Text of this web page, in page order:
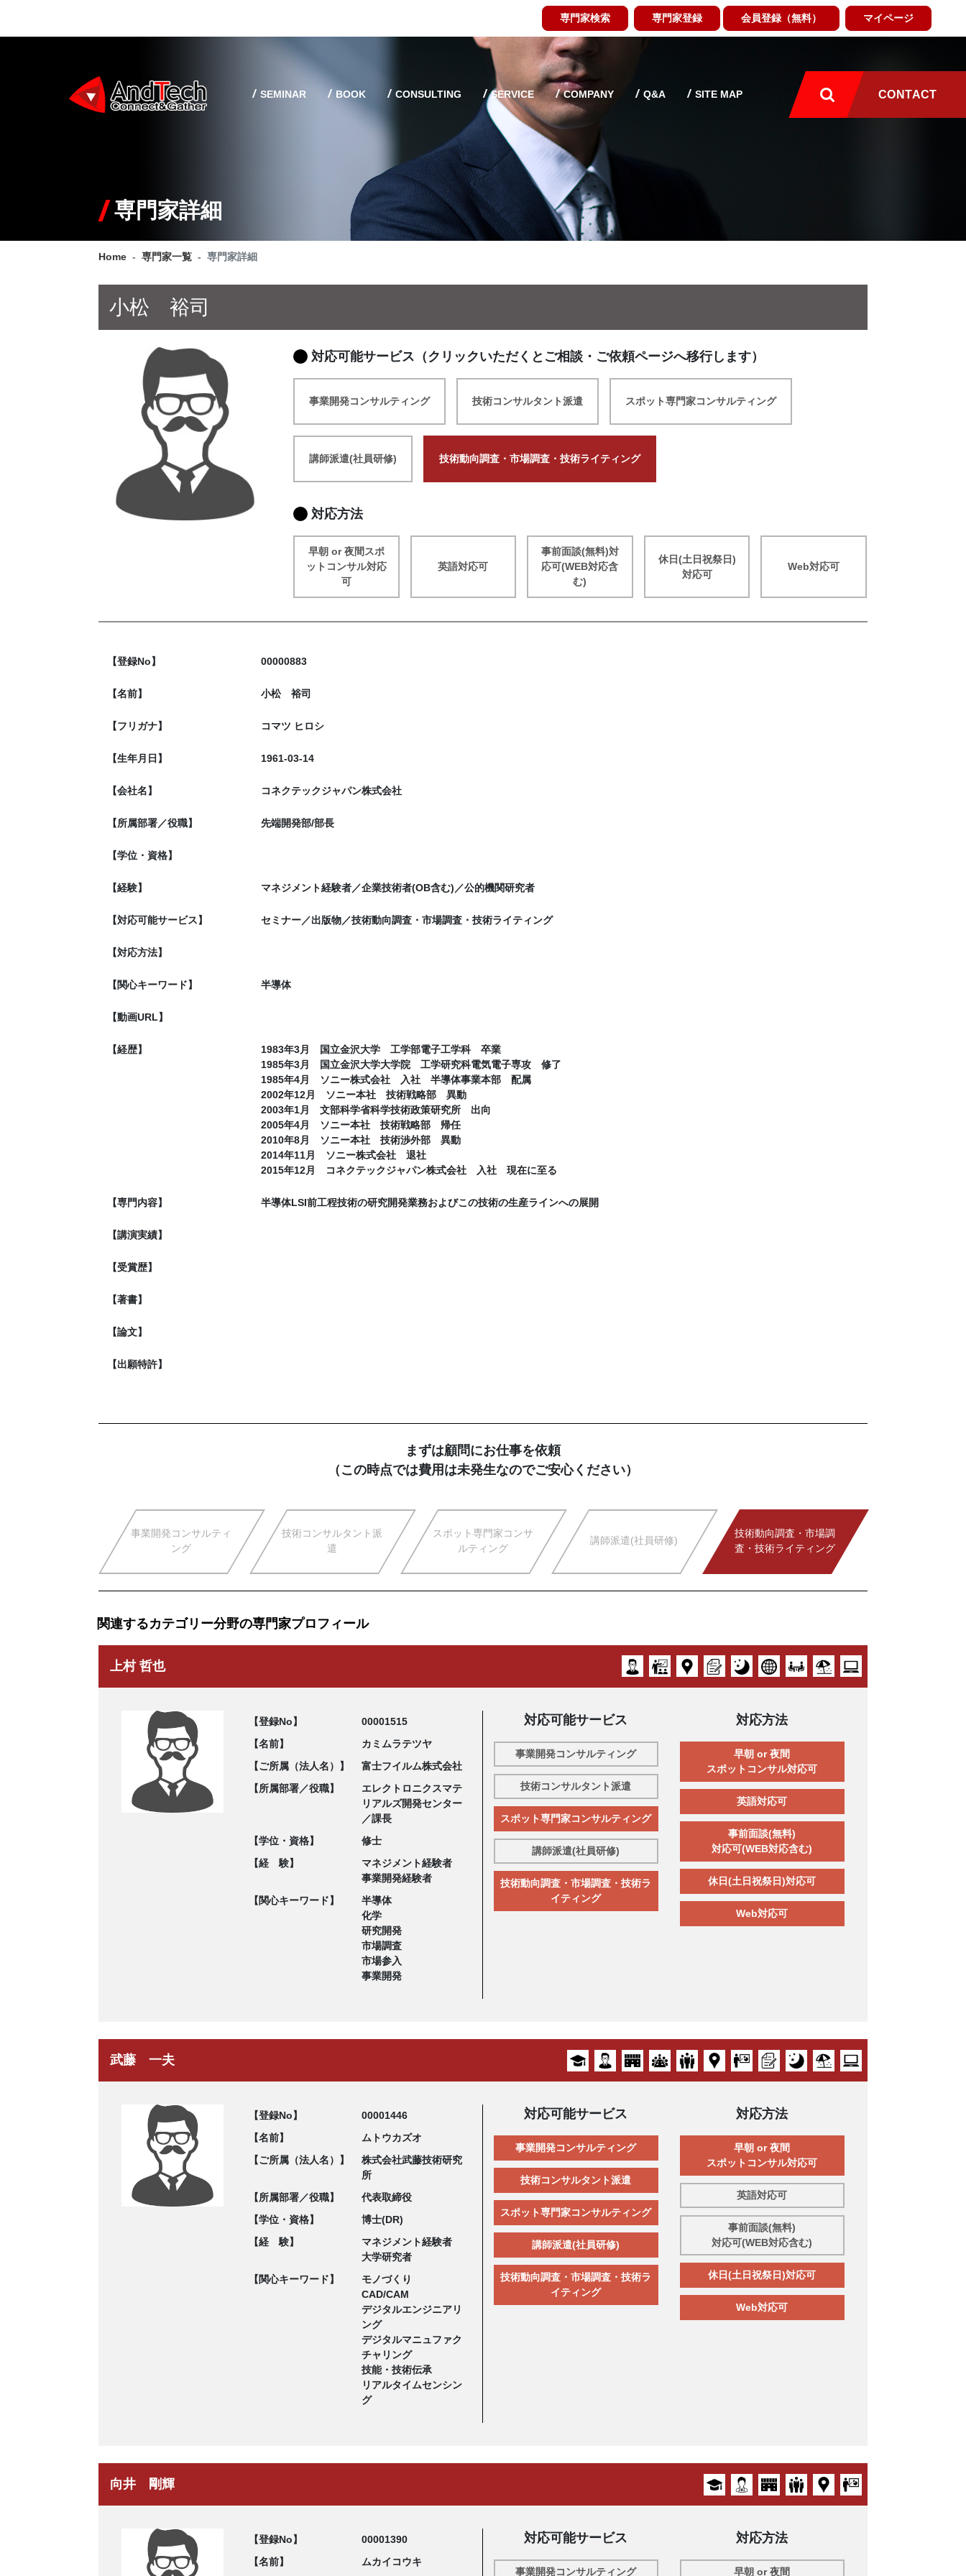
専門家検索 専門家登録 会員登録（無料） マイページ
SEMINAR BOOK CONSULTING SERVICE COMPANY Q&A SITE MAP CONTACT
専門家詳細
Home 専門家一覧 専門家詳細
小松 裕司
対応可能サービス（クリックいただくとご相談・ご依頼ページへ移行します）
事業開発コンサルティング 技術コンサルタント派遣 スポット専門家コンサルティング
講師派遣(社員研修) 技術動向調査・市場調査・技術ライティング
対応方法
早朝 or 夜間スポ
ットコンサル対応
可
英語対応可
事前面談(無料)対
応可(WEB対応含
む)
休日(土日祝祭日)
対応可
Web対応可
【登録No】 00000883
【名前】 小松 裕司
【フリガナ】 コマツ ヒロシ
【生年月日】 1961-03-14
【会社名】 コネクテックジャパン株式会社
【所属部署／役職】 先端開発部/部長
【学位・資格】
【経験】 マネジメント経験者／企業技術者(OB含む)／公的機関研究者
【対応可能サービス】 セミナー／出版物／技術動向調査・市場調査・技術ライティング
【対応方法】
【関心キーワード】 半導体
【動画URL】
【経歴】
1983年3月 国立金沢大学 工学部電子工学科 卒業
1985年3月 国立金沢大学大学院 工学研究科電気電子専攻 修了
1985年4月 ソニー株式会社 入社 半導体事業本部 配属
2002年12月 ソニー本社 技術戦略部 異動
2003年1月 文部科学省科学技術政策研究所 出向
2005年4月 ソニー本社 技術戦略部 帰任
2010年8月 ソニー本社 技術渉外部 異動
2014年11月 ソニー株式会社 退社
2015年12月 コネクテックジャパン株式会社 入社 現在に至る
【専門内容】 半導体LSI前工程技術の研究開発業務およびこの技術の生産ラインへの展開
【講演実績】
【受賞歴】
【著書】
【論文】
【出願特許】
まずは顧問にお仕事を依頼
（この時点では費用は未発生なのでご安心ください）
事業開発コンサルティ
ング
技術コンサルタント派
遣
スポット専門家コンサ
ルティング
講師派遣(社員研修)
技術動向調査・市場調
査・技術ライティング
関連するカテゴリー分野の専門家プロフィール
上村 哲也
【登録No】
00001515
【名前】
カミムラテツヤ
【ご所属（法人名）】
富士フイルム株式会社
【所属部署／役職】
エレクトロニクスマテ
リアルズ開発センター
／課長
【学位・資格】
修士
【経 験】
マネジメント経験者
事業開発経験者
【関心キーワード】
半導体
化学
研究開発
市場調査
市場参入
事業開発
対応可能サービス
事業開発コンサルティング
技術コンサルタント派遣
スポット専門家コンサルティング
講師派遣(社員研修)
技術動向調査・市場調査・技術ラ
イティング
対応方法
早朝 or 夜間
スポットコンサル対応可
英語対応可
事前面談(無料)
対応可(WEB対応含む)
休日(土日祝祭日)対応可
Web対応可
武藤 一夫
【登録No】
00001446
【名前】
ムトウカズオ
【ご所属（法人名）】
株式会社武藤技術研究
所
【所属部署／役職】
代表取締役
【学位・資格】
博士(DR)
【経 験】
マネジメント経験者
大学研究者
【関心キーワード】
モノづくり
CAD/CAM
デジタルエンジニアリ
ング
デジタルマニュファク
チャリング
技能・技術伝承
リアルタイムセンシン
グ
対応可能サービス
事業開発コンサルティング
技術コンサルタント派遣
スポット専門家コンサルティング
講師派遣(社員研修)
技術動向調査・市場調査・技術ラ
イティング
対応方法
早朝 or 夜間
スポットコンサル対応可
英語対応可
事前面談(無料)
対応可(WEB対応含む)
休日(土日祝祭日)対応可
Web対応可
向井 剛輝
【登録No】
00001390
【名前】
ムカイコウキ
対応可能サービス
事業開発コンサルティング
対応方法
早朝 or 夜間